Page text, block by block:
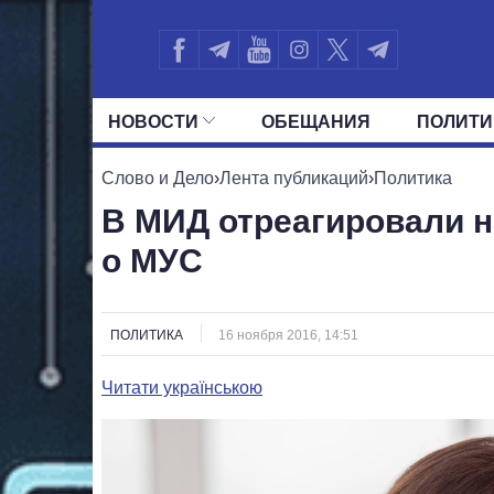
НОВОСТИ ОБЕЩАНИЯ
ВСЕ ПОЛИТИКИ ПРЕЗИДЕНТ И
Слово и Дело›Лента публикаций›Политика
В МИД отреагировали
о МУС
ПОЛИТИКА 16 ноября 2016, 14:51
Читати українською